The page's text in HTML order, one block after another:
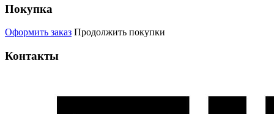
Покупка
Оформить заказ Продолжить покупки
Контакты